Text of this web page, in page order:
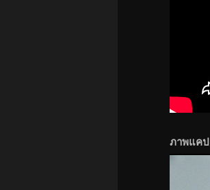
ภาพแคป